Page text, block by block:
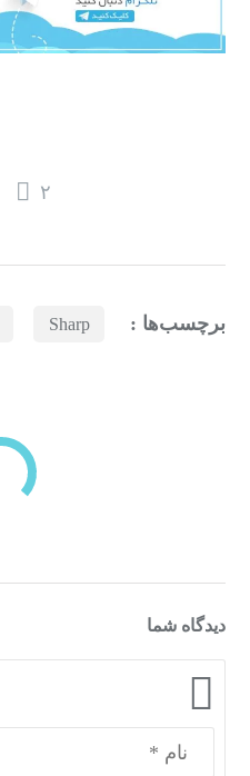
۲
برچسب‌ها : Sharp
دسته‌بندی‌های منتخب برای شما
دیدگاه شما